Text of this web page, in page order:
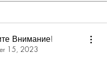
Внимание!
15, 2023